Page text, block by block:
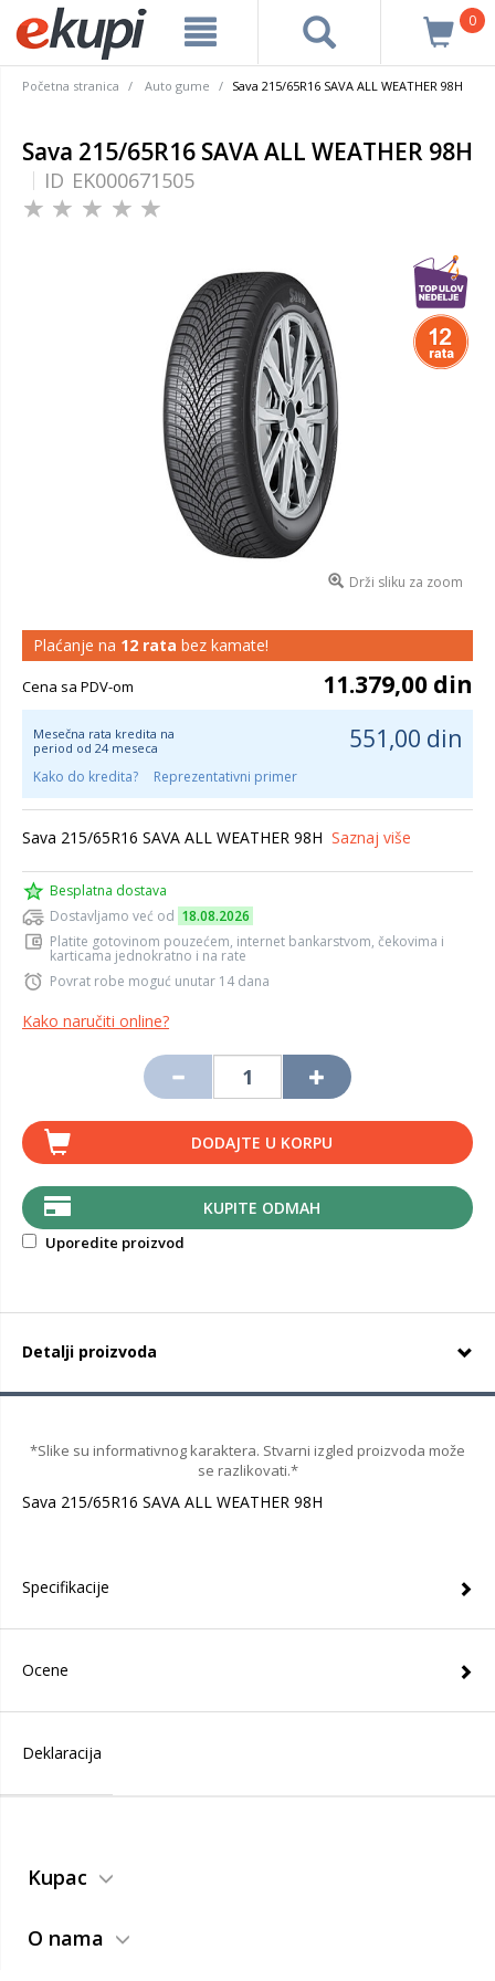
0
Početna stranica Auto gume Sava 215/65R16 SAVA ALL WEATHER 98H
Sava 215/65R16 SAVA ALL WEATHER 98H
ID EK000671505
Drži sliku za zoom
Plaćanje na 12 rata bez kamate!
Cena sa PDV-om 11.379,00 din
Mesečna rata kredita na
period od 24 meseca
551,00 din
Kako do kredita? Reprezentativni primer
Sava 215/65R16 SAVA ALL WEATHER 98H Saznaj više
Besplatna dostava
Dostavljamo već od 18.08.2026
Platite gotovinom pouzećem, internet bankarstvom, čekovima i
karticama jednokratno i na rate
Povrat robe moguć unutar 14 dana
Kako naručiti online?
DODAJTE U KORPU
KUPITE ODMAH
Uporedite proizvod
Detalji proizvoda
*Slike su informativnog karaktera. Stvarni izgled proizvoda može
se razlikovati.*
Sava 215/65R16 SAVA ALL WEATHER 98H
Specifikacije
Ocene
Deklaracija
Kupac
O nama